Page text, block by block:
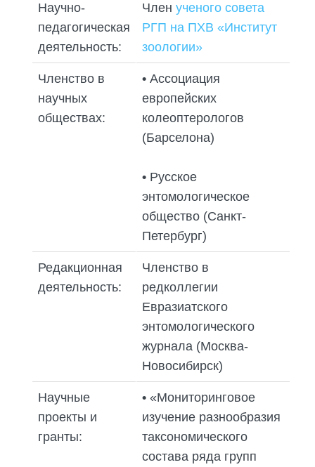
Научно-
педагогическая
деятельность:
Член ученого совета
РГП на ПХВ «Институт
зоологии»
Членство в
научных
обществах:
• Ассоциация
европейских
колеоптерологов
(Барселона)
• Русское
энтомологическое
общество (Санкт-
Петербург)
Редакционная
деятельность:
Членство в
редколлегии
Евразиатского
энтомологического
журнала (Москва-
Новосибирск)
Научные
проекты и
гранты:
• «Мониторинговое
изучение разнообразия
таксономического
состава ряда групп